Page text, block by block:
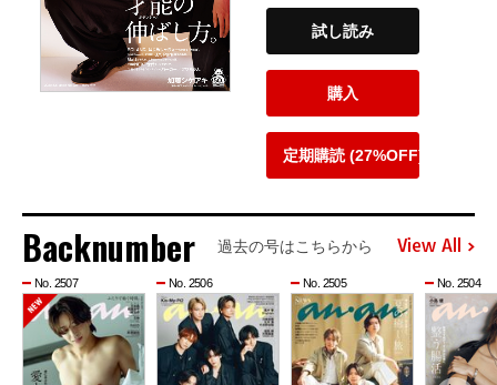
試し読み
購入
定期購読 (27%OFF)
Backnumber 過去の号はこちらから View All
No. 2507 No. 2506 No. 2505 No. 2504